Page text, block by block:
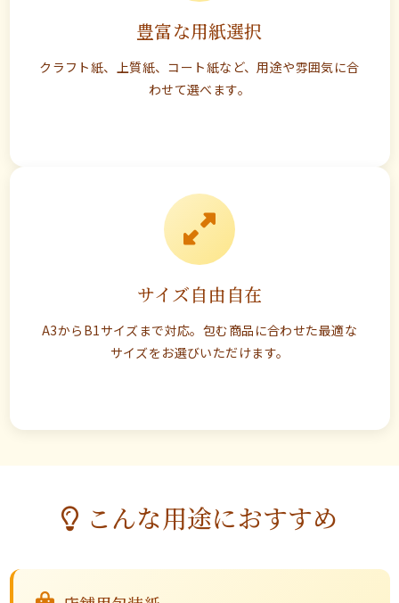
豊富な用紙選択
クラフト紙、上質紙、コート紙など、用途や雰囲気に合
わせて選べます。
サイズ自由自在
A3からB1サイズまで対応。包む商品に合わせた最適な
サイズをお選びいただけます。
こんな用途におすすめ